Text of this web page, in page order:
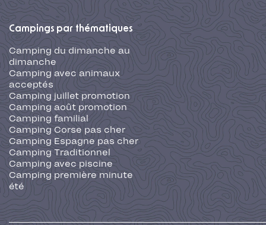
Campings par thématiques
Camping du dimanche au
dimanche
Camping avec animaux
acceptés
Camping juillet promotion
Camping août promotion
Camping familial
Camping Corse pas cher
Camping Espagne pas cher
Camping Traditionnel
Camping avec piscine
Camping première minute
été